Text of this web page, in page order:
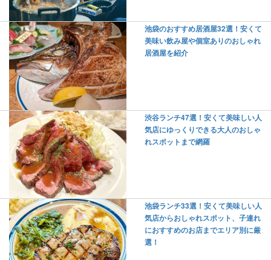
池袋のおすすめ居酒屋32選！安くて
美味い飲み屋や個室ありのおしゃれ
居酒屋を紹介
渋谷ランチ47選！安くて美味しい人
気店にゆっくりできる大人のおしゃ
れスポットまで網羅
池袋ランチ33選！安くて美味しい人
気店からおしゃれスポット、子連れ
におすすめのお店までエリア別に厳
選！